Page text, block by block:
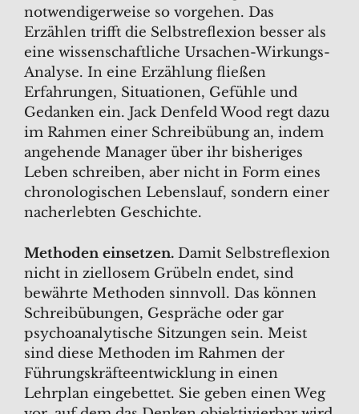
notwendigerweise so vorgehen. Das
Erzählen trifft die Selbstreflexion besser als
eine wissenschaftliche Ursachen-Wirkungs-
Analyse. In eine Erzählung fließen
Erfahrungen, Situationen, Gefühle und
Gedanken ein. Jack Denfeld Wood regt dazu
im Rahmen einer Schreibübung an, indem
angehende Manager über ihr bisheriges
Leben schreiben, aber nicht in Form eines
chronologischen Lebenslauf, sondern einer
nacherlebten Geschichte.
Methoden einsetzen. Damit Selbstreflexion
nicht in ziellosem Grübeln endet, sind
bewährte Methoden sinnvoll. Das können
Schreibübungen, Gespräche oder gar
psychoanalytische Sitzungen sein. Meist
sind diese Methoden im Rahmen der
Führungskräfteentwicklung in einen
Lehrplan eingebettet. Sie geben einen Weg